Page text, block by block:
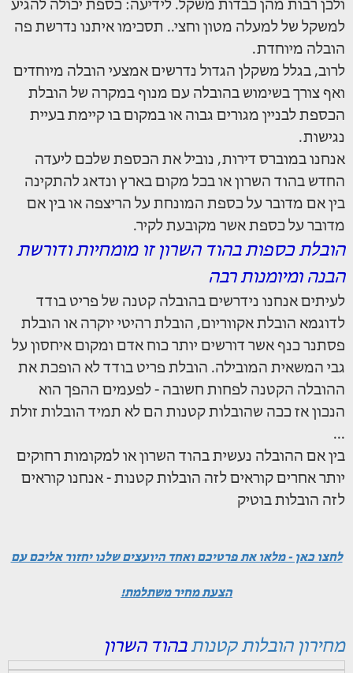
ולכן רבות מהן כבדות משקל. לידיעה: כספת יכולה להגיע
למשקל של למעלה מטון וחצי.. תסכימו איתנו נדרשת פה
הובלה מיוחדת.
לרוב, בגלל משקלן הגדול נדרשים אמצעי הובלה מיוחדים
ואף צורך בשימוש בהובלה עם מנוף במקרה של הובלת
הכספת לבניין מגורים גבוה או במקום בו קיימת בעיית
נגישות.
אנחנו במוברס דירות, נוביל את הכספת שלכם ליעדה
החדש בהוד השרון או בכל מקום בארץ ונדאג להתקינה
בין אם מדובר על כספת המונחת על הריצפה או בין אם
מדובר על כספת אשר מקובעת לקיר.
הובלת כספות בהוד השרון זו מומחיות ודורשת
הבנה ומיומנות רבה
לעיתים אנחנו נידרשים בהובלה קטנה של פריט בודד
לדוגמא הובלת אקווריום, הובלת רהיטי יוקרה או הובלת
פסתנר כנף אשר דורשים יותר כוח אדם ומקום איחסון על
גבי המשאית המובילה. הובלת פריט בודד לא הופכת את
ההובלה הקטנה לפחות חשובה - לפעמים ההפך הוא
הנכון אז ככה שהובלות קטנות הם לא תמיד הובלות זולת
...
בין אם ההובלה נעשית בהוד השרון או למקומות רחוקים
יותר אחרים קוראים לזה הובלות קטנות - אנחנו קוראים
לזה הובלות בוטיק
לחצו כאן - מלאו את פרטיכם ואחד היועצים שלנו יחזור אליכם עם
הצעת מחיר משתלמת!
מחירון הובלות קטנותבהוד השרון